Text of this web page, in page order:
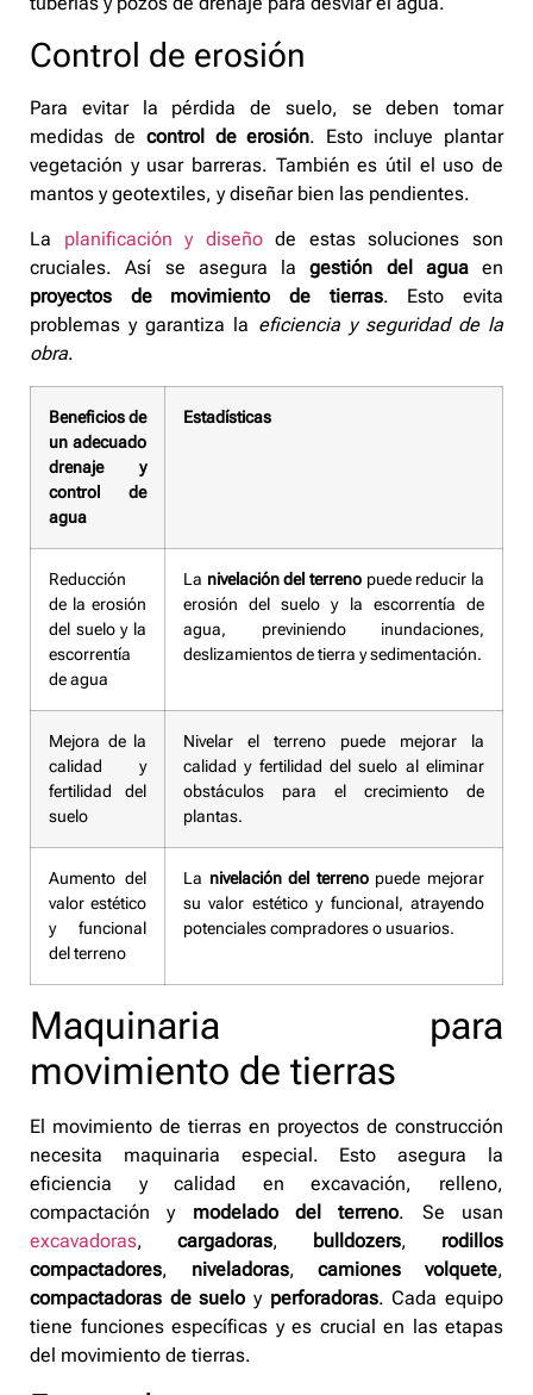
Control de erosión
Para evitar la pérdida de suelo, se deben tomar
medidas de control de erosión. Esto incluye plantar
vegetación y usar barreras. También es útil el uso de
mantos y geotextiles, y diseñar bien las pendientes.
La planificación y diseñode estas soluciones son
cruciales. Así se asegura lagestión del aguaen
proyectos de movimiento de tierras. Esto evita
problemas y garantiza la eficiencia y seguridad de la
obra.
Beneficios de
un adecuado
drenaje y
control de
agua
Estadísticas
Reducción
de la erosión
del suelo y la
escorrentía
de agua
La nivelación del terreno puede reducir la
erosión del suelo y la escorrentía de
agua, previniendo inundaciones,
deslizamientos de tierra y sedimentación.
Mejora de la
calidad y
fertilidad del
suelo
Nivelar el terreno puede mejorar la
calidad y fertilidad del suelo al eliminar
obstáculos para el crecimiento de
plantas.
Aumento del
valor estético
y funcional
del terreno
La nivelación del terrenopuede mejorar
su valor estético y funcional, atrayendo
potenciales compradores o usuarios.
Maquinaria para
movimiento de tierras
El movimiento de tierras en proyectos de construcción
necesita maquinaria especial. Esto asegura la
eficiencia y calidad en excavación, relleno,
compactación y modelado del terreno. Se usan
excavadoras, cargadoras, bulldozers, rodillos
compactadores, niveladoras,camiones volquete,
compactadoras de suelo y perforadoras. Cada equipo
tiene funciones específicas y es crucial en las etapas
del movimiento de tierras.